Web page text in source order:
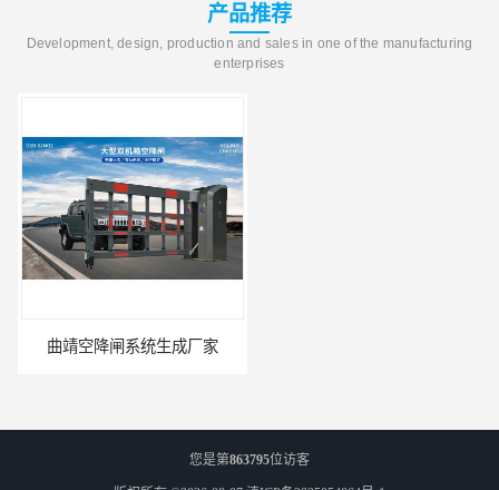
产品推荐
Development, design, production and sales in one of the manufacturing
enterprises
曲靖空降闸系统生成厂家
您是第863795位访客